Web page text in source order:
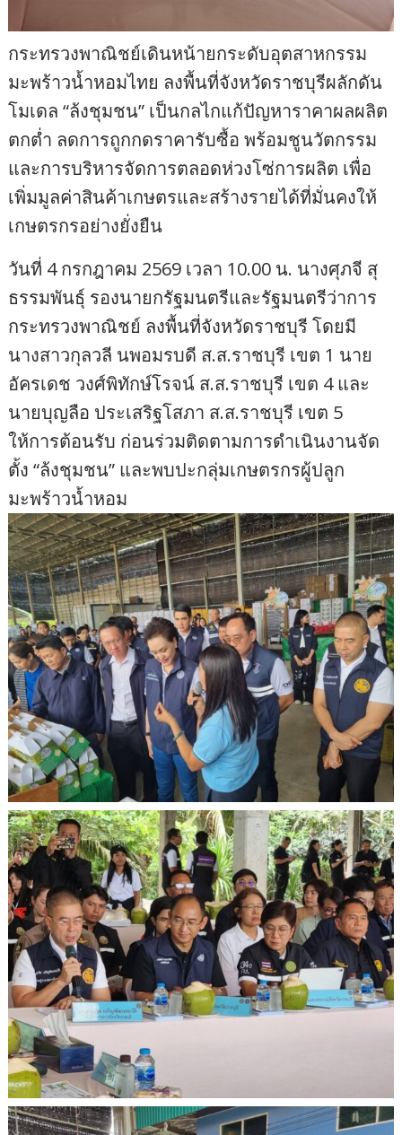
กระทรวงพาณิชย์เดินหน้ายกระดับอุตสาหกรรม
มะพร้าวน้ำหอมไทย ลงพื้นที่จังหวัดราชบุรีผลักดัน
โมเดล “ล้งชุมชน” เป็นกลไกแก้ปัญหาราคาผลผลิต
ตกต่ำ ลดการถูกกดราคารับซื้อ พร้อมชูนวัตกรรม
และการบริหารจัดการตลอดห่วงโซ่การผลิต เพื่อ
เพิ่มมูลค่าสินค้าเกษตรและสร้างรายได้ที่มั่นคงให้
เกษตรกรอย่างยั่งยืน
วันที่ 4 กรกฎาคม 2569 เวลา 10.00 น. นางศุภจี สุ
ธรรมพันธุ์ รองนายกรัฐมนตรีและรัฐมนตรีว่าการ
กระทรวงพาณิชย์ ลงพื้นที่จังหวัดราชบุรี โดยมี
นางสาวกุลวลี นพอมรบดี ส.ส.ราชบุรี เขต 1 นาย
อัครเดช วงศ์พิทักษ์โรจน์ ส.ส.ราชบุรี เขต 4 และ
นายบุญลือ ประเสริฐโสภา ส.ส.ราชบุรี เขต 5
ให้การต้อนรับ ก่อนร่วมติดตามการดำเนินงานจัด
ตั้ง “ล้งชุมชน” และพบปะกลุ่มเกษตรกรผู้ปลูก
มะพร้าวน้ำหอม